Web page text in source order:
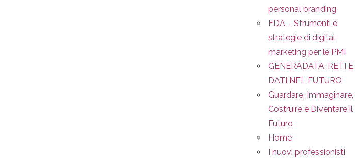
personal branding
FDA – Strumenti e
strategie di digital
marketing per le PMI
GENERADATA: RETI E
DATI NEL FUTURO
Guardare, Immaginare,
Costruire e Diventare il
Futuro
Home
I nuovi professionisti